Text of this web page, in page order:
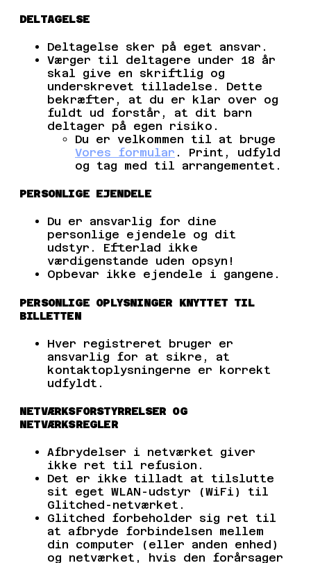
DELTAGELSE
Deltagelse sker på eget ansvar.
Værger til deltagere under 18 år
skal give en skriftlig og
underskrevet tilladelse. Dette
bekræfter, at du er klar over og
fuldt ud forstår, at dit barn
deltager på egen risiko.
Du er velkommen til at bruge
Vores formular . Print, udfyld
og tag med til arrangementet.
PERSONLIGE EJENDELE
Du er ansvarlig for dine
personlige ejendele og dit
udstyr. Efterlad ikke
værdigenstande uden opsyn!
Opbevar ikke ejendele i gangene.
PERSONLIGE OPLYSNINGER KNYTTET TIL
BILLETTEN
Hver registreret bruger er
ansvarlig for at sikre, at
kontaktoplysningerne er korrekt
udfyldt.
NETVÆRKSFORSTYRRELSER OG
NETVÆRKSREGLER
Afbrydelser i netværket giver
ikke ret til refusion.
Det er ikke tilladt at tilslutte
sit eget WLAN-udstyr (WiFi) til
Glitched-netværket.
Glitched forbeholder sig ret til
at afbryde forbindelsen mellem
din computer (eller anden enhed)
og netværket, hvis den forårsager